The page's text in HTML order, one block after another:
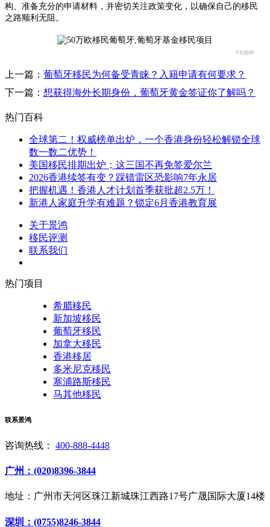
构、准备充分的申请材料，并密切关注政策变化，以确保自己的移民
之路顺利无阻。
©包图网
上一篇： 葡萄牙移民为何备受青睐？入籍申请有何要求？
下一篇： 想获得海外长期身份，葡萄牙黄金签证你了解吗？
热门百科
全球第二！权威榜单出炉，一个香港身份轻松解锁全球
数一数二优势！
美国移民排期出炉；这三国不再免签爱尔兰
2026香港续签有变？踩错雷区恐影响7年永居
把握机遇！香港人才计划首季获批超2.5万！
新港人家庭升学有难题？锁定6月香港教育展
关于景鸿
移民评测
联系我们
热门项目
希腊移民
新加坡移民
葡萄牙移民
加拿大移民
香港移居
多米尼克移民
塞浦路斯移民
马其他移民
联系景鸿
咨询热线： 400-888-4448
广州：(020)8396-3844
地址：广州市天河区珠江新城珠江西路17号广晟国际大厦14楼
深圳：(0755)8246-3844